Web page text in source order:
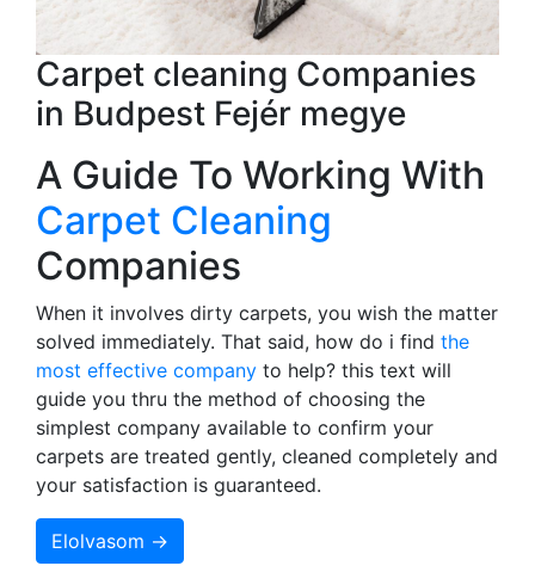
Carpet cleaning Companies
in Budpest Fejér megye
A Guide To Working With
Carpet Cleaning
Companies
When it involves dirty carpets, you wish the matter
solved immediately. That said, how do i find the
most effective company to help? this text will
guide you thru the method of choosing the
simplest company available to confirm your
carpets are treated gently, cleaned completely and
your satisfaction is guaranteed.
Elolvasom →